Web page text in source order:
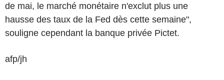
de mai, le marché monétaire n'exclut plus une
hausse des taux de la Fed dès cette semaine",
souligne cependant la banque privée Pictet.
afp/jh